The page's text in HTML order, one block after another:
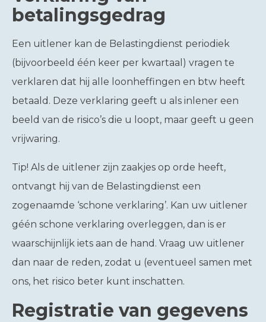
betalingsgedrag
Een uitlener kan de Belastingdienst periodiek
(bijvoorbeeld één keer per kwartaal) vragen te
verklaren dat hij alle loonheffingen en btw heeft
betaald. Deze verklaring geeft u als inlener een
beeld van de risico’s die u loopt, maar geeft u geen
vrijwaring.
Tip! Als de uitlener zijn zaakjes op orde heeft,
ontvangt hij van de Belastingdienst een
zogenaamde ‘schone verklaring’. Kan uw uitlener
géén schone verklaring overleggen, dan is er
waarschijnlijk iets aan de hand. Vraag uw uitlener
dan naar de reden, zodat u (eventueel samen met
ons, het risico beter kunt inschatten.
Registratie van gegevens